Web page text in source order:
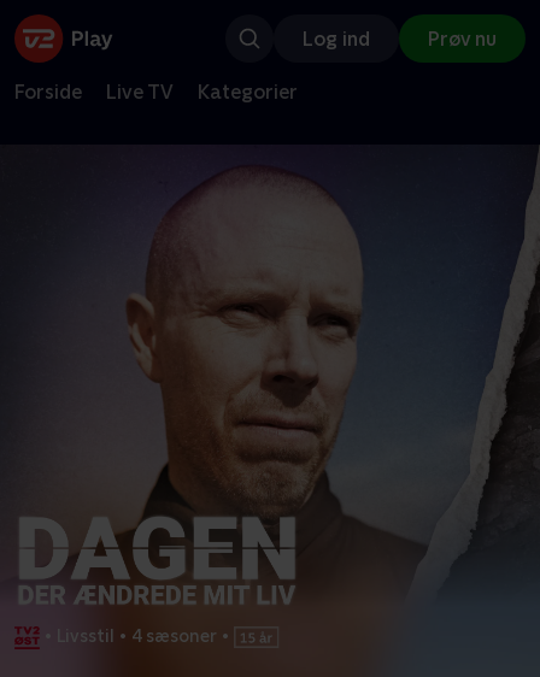
Log ind Prøv nu
Forside Live TV Kategorier
Livsstil • 4 sæsoner •